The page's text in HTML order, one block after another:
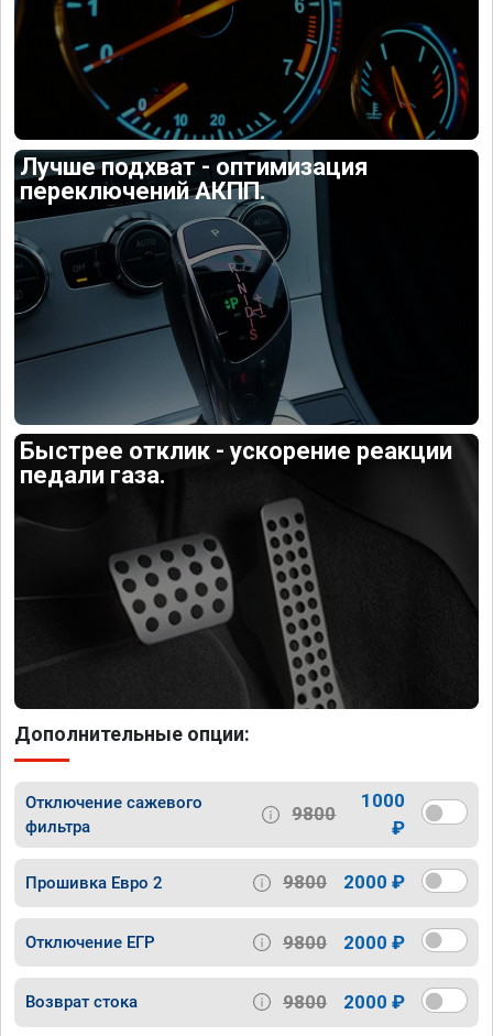
Лучше подхват - оптимизация
переключений АКПП.
Быстрее отклик - ускорение реакции
педали газа.
Дополнительные опции:
Отключение сажевого
фильтра
9800
1000
₽
Прошивка Евро 2 9800 2000 ₽
Отключение ЕГР 9800 2000 ₽
Возврат стока 9800 2000 ₽